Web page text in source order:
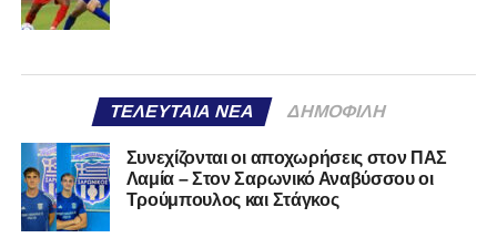
ΤΕΛΕΥΤΑΊΑ ΝΈΑ ΔΗΜΟΦΙΛΉ
Συνεχίζονται οι αποχωρήσεις στον ΠΑΣ
Λαμία – Στον Σαρωνικό Αναβύσσου οι
Τρούμπουλος και Στάγκος